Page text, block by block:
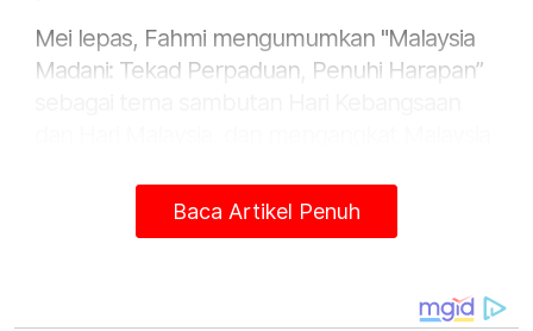
Mei lepas, Fahmi mengumumkan "Malaysia
Madani: Tekad Perpaduan, Penuhi Harapan”
Sabtu lepas, Ketua Pemuda Perikatan
Baca Artikel Penuh